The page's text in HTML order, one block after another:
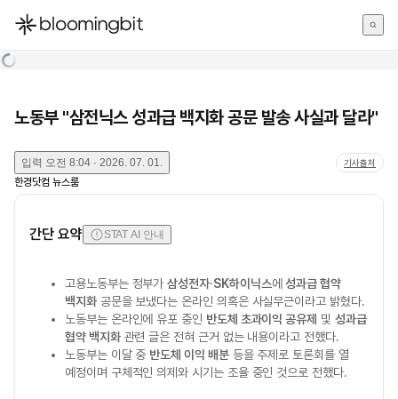
한국어
노동부 "삼전닉스 성과급 백지화 공문 발송 사실과 달라"
입력 오전 8:04 · 2026. 07. 01. 기사출처
한경닷컴 뉴스룸
간단 요약 STAT AI 안내
고용노동부는 정부가삼성전자·SK하이닉스에성과급 협약
백지화공문을 보냈다는 온라인 의혹은 사실무근이라고 밝혔다.
노동부는 온라인에 유포 중인 반도체 초과이익 공유제 및 성과급
협약 백지화관련 글은 전혀 근거 없는 내용이라고 전했다.
노동부는 이달 중 반도체 이익 배분등을 주제로 토론회를 열
예정이며 구체적인 의제와 시기는 조율 중인 것으로 전했다.